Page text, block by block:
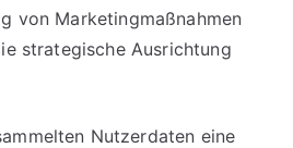
von Marketingmaßnahmen
strategische Ausrichtung
Nutzerdaten eine